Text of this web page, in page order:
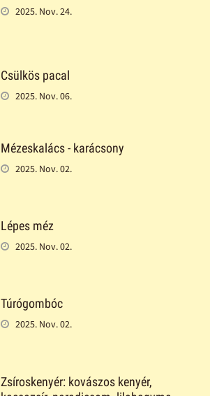
2025. Nov. 24.
Csülkös pacal
2025. Nov. 06.
Mézeskalács - karácsony
2025. Nov. 02.
Lépes méz
2025. Nov. 02.
Túrógombóc
2025. Nov. 02.
Zsíroskenyér: kovászos kenyér,